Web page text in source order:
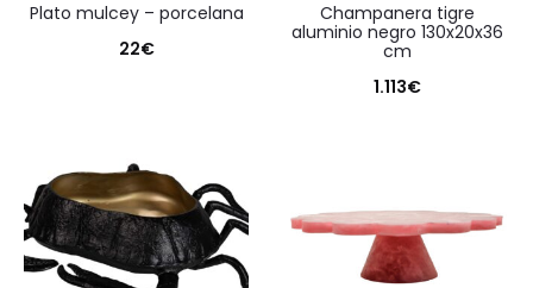
plato mulcey – porcelana
22€
champanera tigre
aluminio negro 130x20x36
cm
1.113€